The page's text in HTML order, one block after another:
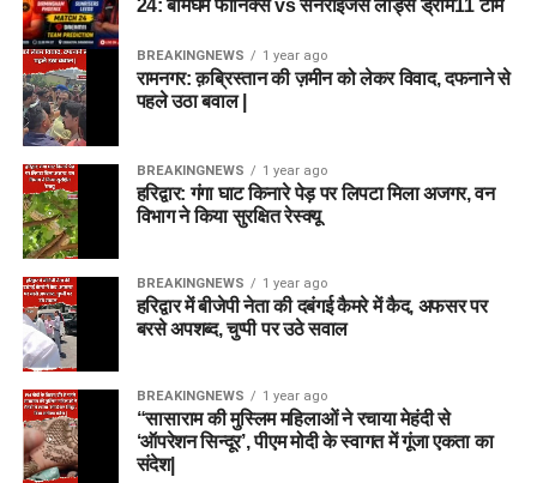
24: बर्मिंघम फीनिक्स vs सनराइजर्स लीड्स ड्रीम11 टीम
BREAKINGNEWS 1 year ago
रामनगर: क़ब्रिस्तान की ज़मीन को लेकर विवाद, दफनाने से
पहले उठा बवाल |
BREAKINGNEWS 1 year ago
हरिद्वार: गंगा घाट किनारे पेड़ पर लिपटा मिला अजगर, वन
विभाग ने किया सुरक्षित रेस्क्यू
BREAKINGNEWS 1 year ago
हरिद्वार में बीजेपी नेता की दबंगई कैमरे में कैद, अफसर पर
बरसे अपशब्द, चुप्पी पर उठे सवाल
BREAKINGNEWS 1 year ago
“सासाराम की मुस्लिम महिलाओं ने रचाया मेहंदी से
‘ऑपरेशन सिन्दूर’, पीएम मोदी के स्वागत में गूंजा एकता का
संदेश|